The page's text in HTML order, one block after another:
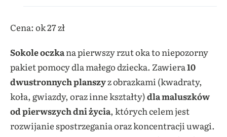
Cena: ok 27 zł
Sokole oczkana pierwszy rzut oka to niepozorny
pakiet pomocy dla małego dziecka. Zawiera10
dwustronnych planszyz obrazkami (kwadraty,
koła, gwiazdy, oraz inne kształty)dla maluszków
od pierwszych dni życia, których celem jest
rozwijanie spostrzegania oraz koncentracji uwagi.